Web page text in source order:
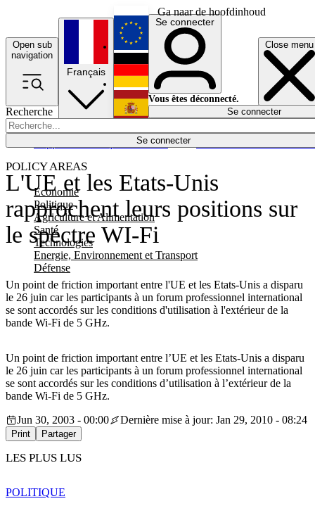
Ga naar de hoofdinhoud
Open sub
navigation
Close menu
Recherche
Se connecter
POLICY AREAS
Economie
Politique
Agriculture et Alimentation
Santé
Technologies
Energie, Environnement et Transport
Défense
Économie
Français
English
Deutsch
Español
Se connecter
Vous êtes déconnecté.
Se connecter
L'UE et les Etats-Unis
rapprochent leurs positions sur
le spectre WI-Fi
Un point de friction important entre l'UE et les Etats-Unis a disparu
le 26 juin car les participants à un forum professionnel international
se sont accordés sur les conditions d'utilisation à l'extérieur de la
bande Wi-Fi de 5 GHz.
Un point de friction important entre l’UE et les Etats-Unis a disparu
le 26 juin car les participants à un forum professionnel international
se sont accordés sur les conditions d’utilisation à l’extérieur de la
bande Wi-Fi de 5 GHz.
Jun 30, 2003 - 00:00
Dernière mise à jour: Jan 29, 2010 - 08:24
Print Partager
LES PLUS LUS
POLITIQUE